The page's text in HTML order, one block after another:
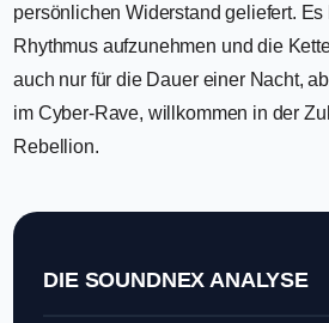
persönlichen Widerstand geliefert.
Rhythmus aufzunehmen und die
auch nur für die Dauer einer Nacht,
im Cyber-Rave, willkommen in der
Rebellion.
DIE SOUNDNEX ANALYSE